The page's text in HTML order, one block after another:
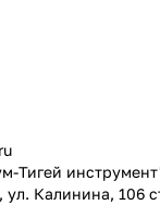
Тигей
ул. Калинина, 106